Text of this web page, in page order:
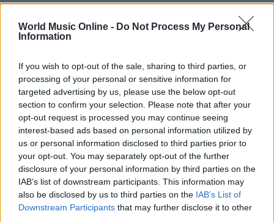
World Music Online - Do Not Process My Personal
Information
If you wish to opt-out of the sale, sharing to third parties, or
processing of your personal or sensitive information for
targeted advertising by us, please use the below opt-out
section to confirm your selection. Please note that after your
opt-out request is processed you may continue seeing
interest-based ads based on personal information utilized by
us or personal information disclosed to third parties prior to
your opt-out. You may separately opt-out of the further
disclosure of your personal information by third parties on the
IAB’s list of downstream participants. This information may
also be disclosed by us to third parties on the IAB’s List of
Downstream Participants that may further disclose it to other